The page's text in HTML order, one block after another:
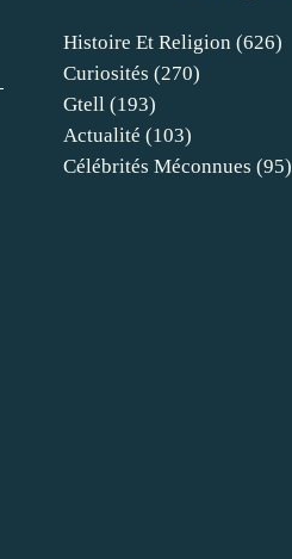
Histoire Et Religion (626)
Curiosités (270)
Gtell (193)
Actualité (103)
Célébrités Méconnues (95)